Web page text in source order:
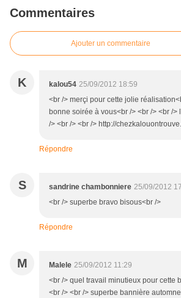
Commentaires
Ajouter un commentaire
K kalou54 25/09/2012 18:59
<br /> merçi pour cette jolie
bonne soirée à vous<br /> <br /> <br /
/> <br /> <br /> http://
Répondre
S sandrine chambonniere 25/09/2012
<br /> superbe bravo bisous<br />
Répondre
M Malele 25/09/2012 11:29
<br /> quel travail minutieux pour cette
<br /> <br /> superbe bannière